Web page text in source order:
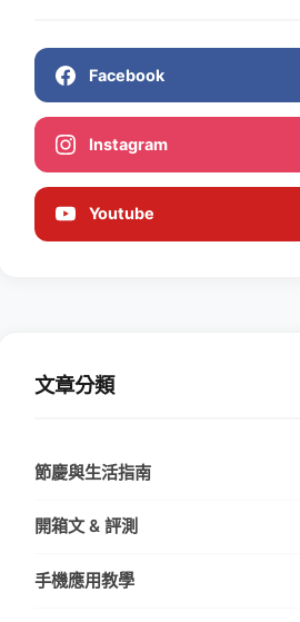
Facebook
Instagram
Youtube
文章分類
節慶與生活指南
開箱文 & 評測
手機應用教學